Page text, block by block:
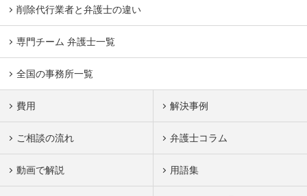
削除代行業者と弁護士の違い
専門チーム 弁護士一覧
全国の事務所一覧
費用 解決事例
ご相談の流れ 弁護士コラム
動画で解説 用語集